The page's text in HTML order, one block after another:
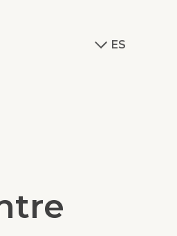
ES